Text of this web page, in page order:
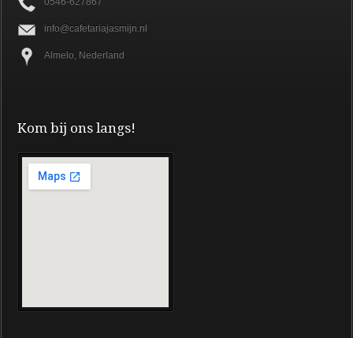
info@cafetariajasmijn.nl
Almelo, Nederland
Kom bij ons langs!